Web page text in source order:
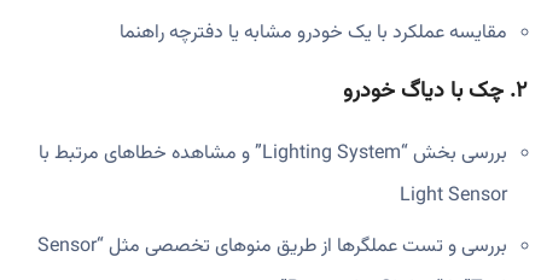
مقایسه عملکرد با یک خودرو مشابه یا دفترچه راهنما
۲. چک با دیاگ خودرو
بررسی بخش “Lighting System” و مشاهده خطاهای مرتبط با
Light Sensor
بررسی و تست عملگرها از طریق منوهای تخصصی مثل “Sensor